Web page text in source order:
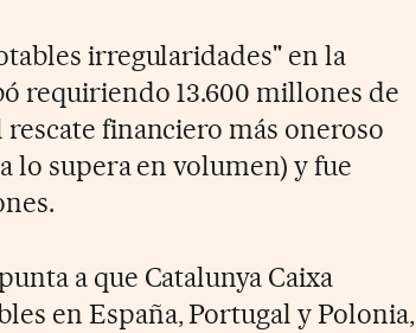
irregularidades" en la
requiriendo 13.600 millones de
financiero más oneroso
lo supera en volumen) y fue
a que Catalunya Caixa
en España, Portugal y Polonia,